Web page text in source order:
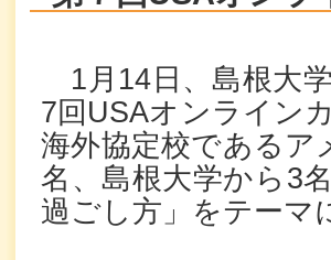
1月14日、島根大
7回USAオンライン
海外協定校であるア
名、島根大学から3
過ごし方」をテーマ